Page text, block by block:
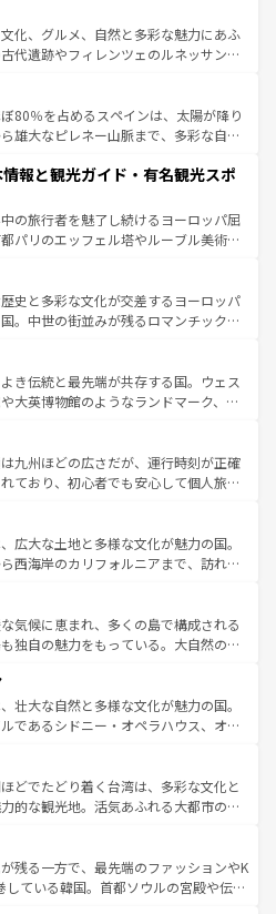
化、グルメ、自然と多彩な魅力にあふ
代遺跡やフィレンツェのルネッサンス
美しい田園風景やアマルフィ海岸の絶
見逃せない。観光の合間には、本場の
絶品のイタリア料理を堪能することも
アで、忘れられない旅をしてみよう！
ア情報は
80％を占めるスペインは、太陽が降り
雄大なピレネー山脈まで、多彩な自然
では、情熱的なフラメンコ、熱気あふ
味しいタパスが生活の一部となってい
の洗練された雰囲気や、バルセロナの
から、地方では古代ローマ遺跡や中世
風土や気候が異なるスペインはその個
性で訪れる人を魅了する。 なお、新着のスペイン情報は コ
してほしい。
報と観光ガイド・有名観光スポ
の旅行者を魅了し続けるヨーロッパ屈
パリのエッフェル塔やルーブル美術館
まっている。華麗な宮殿、歴史的な大
、そして豊かな自然が、訪れる者を心
、フランスは美食の国としても知ら
発祥地であるランス、プロヴァンスの
畑など、多彩な楽しみ方が可能だ。さ
域にも魅力が溢れており、どの街角に
とそれぞれで全く異なる文化を体験で
ろう。 なお、新着のフランス情報はコンテンツ一覧
史と多彩な文化が交差するヨーロッパ
。中世の街並みが残るロマンチック街
どこを歩いても飽きることがない。ベ
、バイエルン州のアルプスの絶景、そ
ワイン畑といった風景は必見。ビール
体験してほしい。 なお、新着の
ンツ一覧を参照してほしい。
き伝統と最先端が共存する国。ウェス
大英博物館のようなランドマーク、歴
力がある。また、優雅なアフタヌーン
にはたまらない英国パブ、サッカー観
こそできる体験も豊富。イギリスを旅
ほしい。
九州ほどの広さだが、運行時刻が正確
ており、初心者でも安心して個人旅行
る町や、スイスならではのユニークな
プス観光だけでなく町歩きも満喫する
の所得が高いため物価も高いが、旅行
を楽しむこともできる。 なお、新
コンテンツ一覧 を参照してほしい。
広大な土地と多様な文化が魅力の国。
西海岸のカリフォルニアまで、訪れる
、観光、ショッピング、エンターテイ
刺激的なスポットだ。一方、アメリカ
がり、グランドキャニオンやイエロー
ズでは、音楽と美食が融合した独特の
はアメリカの各地域で異なる魅力を楽
様性と豊かな歴史を感じることができ
だ。 なお、新着のアメリカ
覧を参照してほしい。
気候に恵まれ、多くの島で構成される
独自の魅力をもっている。大自然の神
。また、定番の観光地といえばオアフ
を求めるならマウイ島やカウアイ島が
ドグリーンに輝く海をはじめ、豊かな
で訪れる人々を迎えてくれるハワイの
カルフードやハワイアンミュージッ
ンスなど、すべてがハワイの魅力を彩
なお、新着のハワイ情報
を参照してほしい。
壮大な自然と多様な文化が魅力の国。
であるシドニー・オペラハウス、オー
央部にそびえるウルル（エアーズロッ
美しい原生林やケアンズの熱帯雨林な
さん。また、カフェやワイン、オージ
ィも充実しており、サーフィンやダイ
など、アウトドア好きにはたまらな
の多彩な魅力を存分に味わいつくそ
どでたどり着く台湾は、多彩な文化と
的な観光地。活気あふれる大都市の台
地帯である台湾東部など、都市の喧騒
存しており、訪れる人に新しい発見と
れる。また、奥深い台湾の食文化も魅
残る一方で、最先端のファッションやK
している韓国。首都ソウルの宮殿や伝統